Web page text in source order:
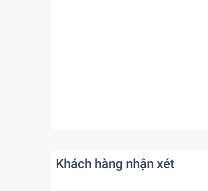
Khách hàng nhận xét